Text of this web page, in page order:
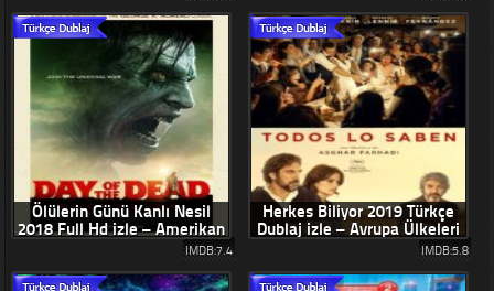
Ölülerin Günü Kanlı Nesil
2018 Full Hd izle – Amerikan
IMDB:7.4
Herkes Biliyor 2019 Türkçe
Dublaj izle – Avrupa Ülkeleri
IMDB:5.8